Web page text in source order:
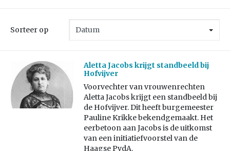
Sorteer op
Aletta Jacobs krijgt standbeeld bij
Hofvijver
Voorvechter van vrouwenrechten
Aletta Jacobs krijgt een standbeeld bij
de Hofvijver. Dit heeft burgemeester
Pauline Krikke bekendgemaakt. Het
eerbetoon aan Jacobs is de uitkomst
van een initiatiefvoorstel van de
Haagse PvdA.